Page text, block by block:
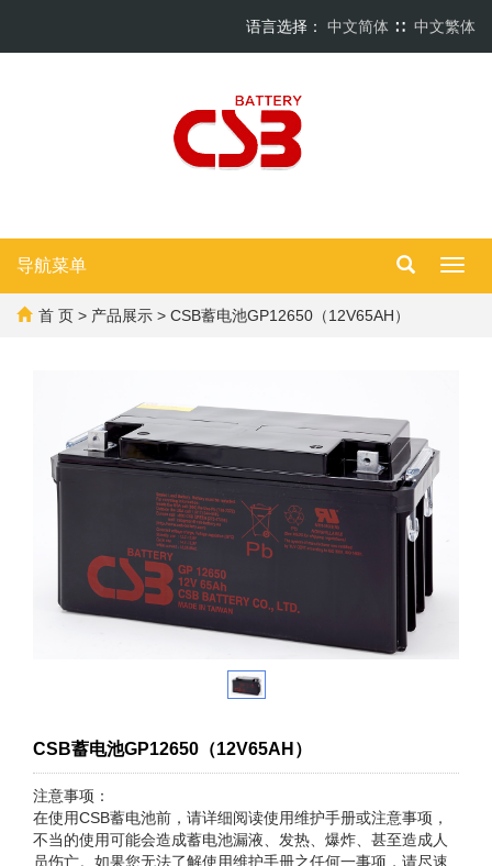
语言选择： 中文简体 ∷ 中文繁体
导航菜单
首 页 > 产品展示 > CSB蓄电池GP12650（12V65AH）
CSB蓄电池GP12650（12V65AH）
注意事项：
在使用CSB蓄电池前，请详细阅读使用维护手册或注意事项，
不当的使用可能会造成蓄电池漏液、发热、爆炸、甚至造成人
员伤亡。如果您无法了解使用维护手册之任何一事项，请尽速